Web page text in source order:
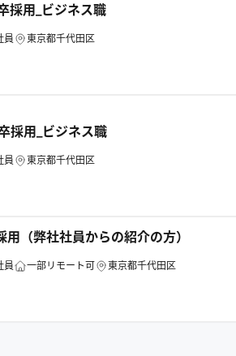
採用_ビジネス職
員 東京都千代田区
採用_ビジネス職
員 東京都千代田区
用（弊社社員からの紹介の方）
員 一部リモート可 東京都千代田区